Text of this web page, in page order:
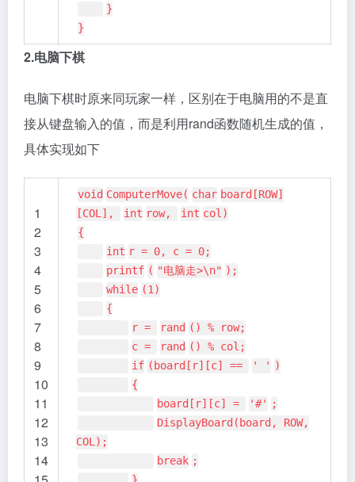
}
}
2.电脑下棋
电脑下棋时原来同玩家一样，区别在于电脑用的不是直
接从键盘输入的值，而是利用rand函数随机生成的值，
具体实现如下
1
2
3
4
5
6
7
8
9
10
11
12
13
14
void ComputerMove( char board[ROW]
[COL],
int row, int col)
{
int r = 0, c = 0;
printf ( "电脑走>\n" );
while (1)
{
r =
rand () % row;
c =
rand () % col;
if (board[r][c] == ' '
)
{
board[r][c] =
'#'
;
DisplayBoard(board, ROW,
COL);
break ;